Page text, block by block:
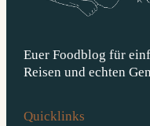
Euer Foodblog für
Reisen und echten
Quicklinks